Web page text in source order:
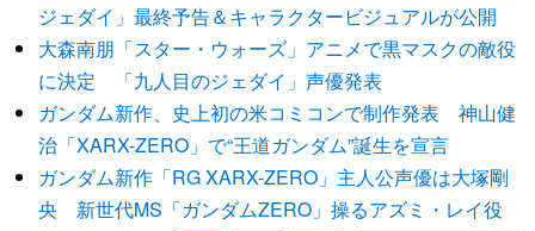
ジェダイ」最終予告＆キャラクタービジュアルが公開
大森南朋「スター・ウォーズ」アニメで黒マスクの敵役
に決定 「九人目のジェダイ」声優発表
ガンダム新作、史上初の米コミコンで制作発表 神山健
治「XARX-ZERO」で“王道ガンダム”誕生を宣言
ガンダム新作「RG XARX-ZERO」主人公声優は大塚剛
央 新世代MS「ガンダムZERO」操るアズミ・レイ役